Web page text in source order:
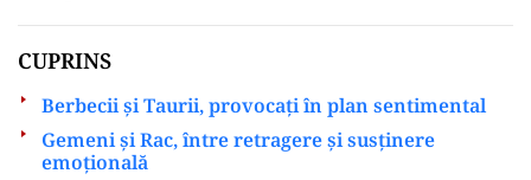
CUPRINS
Berbecii și Taurii, provocați în plan sentimental
Gemeni și Rac, între retragere și susținere
emoțională